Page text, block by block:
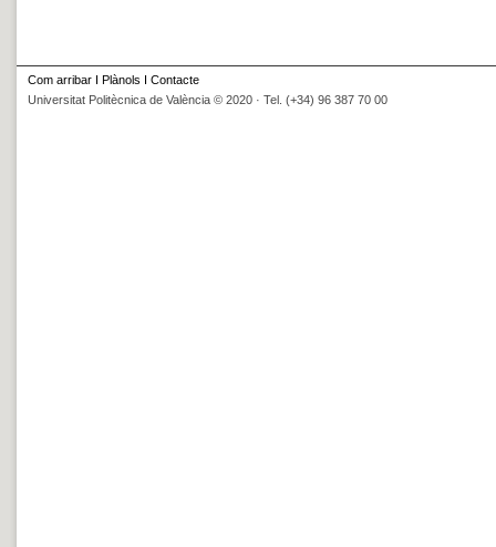
Com arribar I Plànols I Contacte
Universitat Politècnica de València © 2020 · Tel. (+34) 96 387 70 00